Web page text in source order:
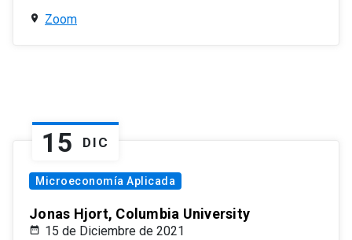
Zoom
15 DIC
Microeconomía Aplicada
Jonas Hjort, Columbia University
15 de Diciembre de 2021